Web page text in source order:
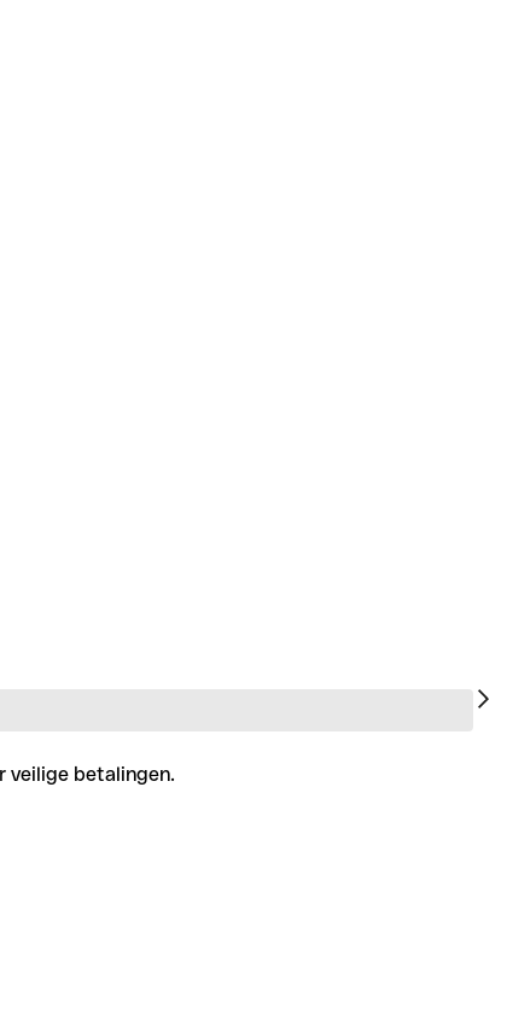
veilige betalingen.